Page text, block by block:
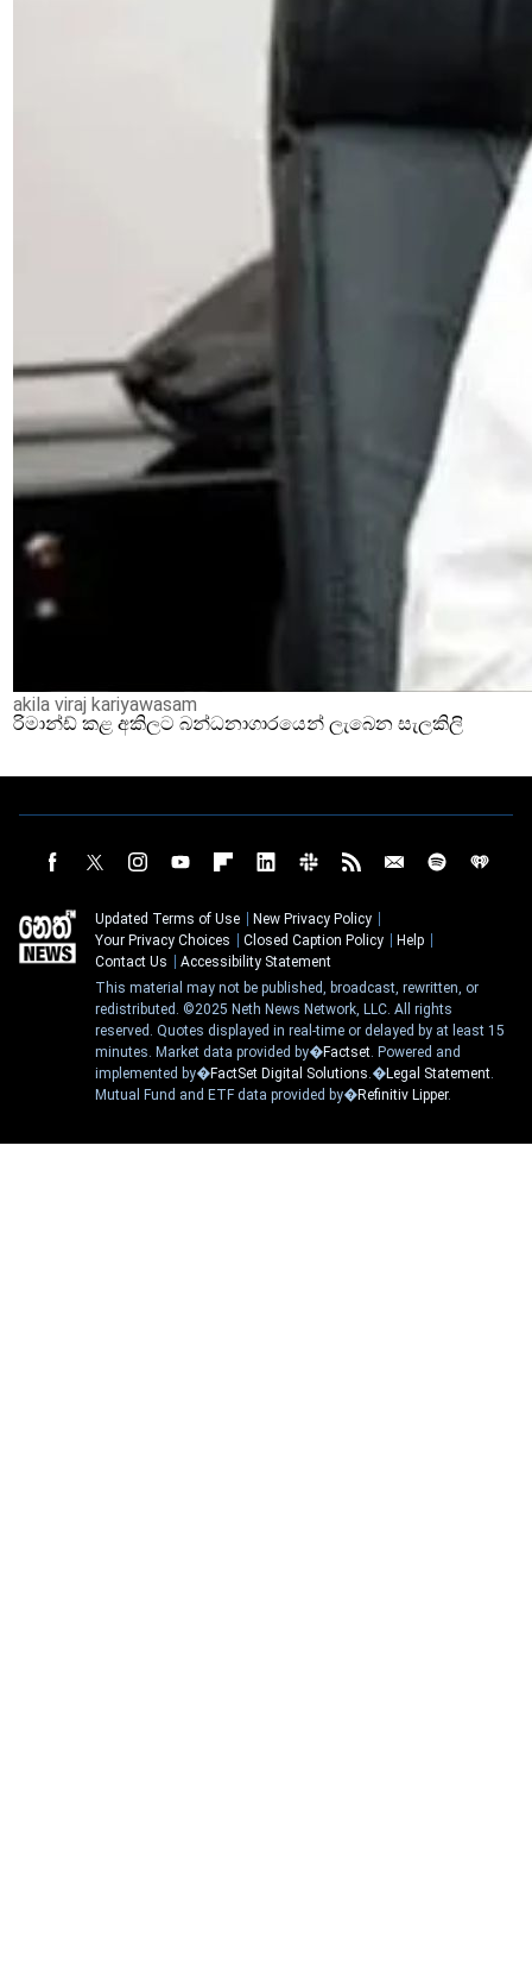
akila viraj kariyawasam
රිමාන්ඩ් කළ අකිලට බන්ධනාගාරයෙන් ලැබෙන සැලකිලි
Updated Terms of Use
New Privacy Policy
Your Privacy Choices
Closed Caption Policy
Help
Contact Us
Accessibility Statement
This material may not be published, broadcast, rewritten, or
redistributed. ©2025 Neth News Network, LLC. All rights
reserved. Quotes displayed in real-time or delayed by at least 15
minutes. Market data provided by�Factset. Powered and
implemented by�FactSet Digital Solutions.�Legal Statement.
Mutual Fund and ETF data provided by�Refinitiv Lipper.